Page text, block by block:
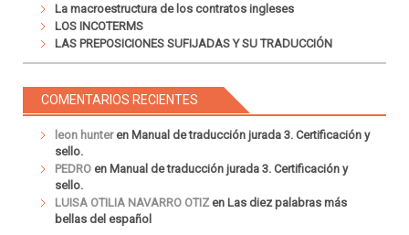
La macroestructura de los contratos ingleses
LOS INCOTERMS
LAS PREPOSICIONES SUFIJADAS Y SU TRADUCCIÓN
COMENTARIOS RECIENTES
leon hunteren Manual de traducción jurada 3. Certificación y
sello.
PEDRO en Manual de traducción jurada 3. Certificación y
sello.
LUISA OTILIA NAVARRO OTIZ en Las diez palabras más
bellas del español